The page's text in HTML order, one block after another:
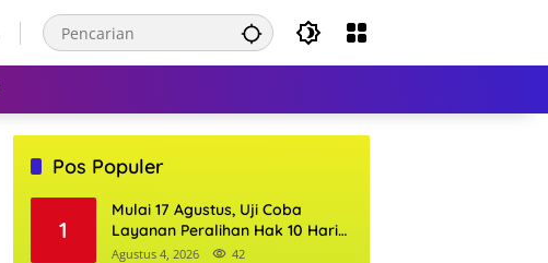
Pos Populer
1
Mulai 17 Agustus, Uji Coba
Layanan Peralihan Hak 10 Hari
di 15 Kantor Pertanahan
Agustus 4, 2026 42